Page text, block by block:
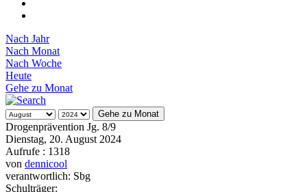
Nach Jahr
Nach Monat
Nach Woche
Heute
Gehe zu Monat
Gehe zu Monat
Drogenprävention Jg. 8/9
Dienstag, 20. August 2024
Aufrufe : 1318
von dennicool
verantwortlich: Sbg
Schulträger: